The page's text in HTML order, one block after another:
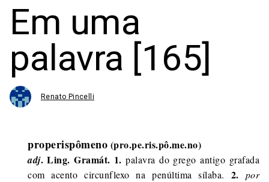
Em uma
palavra [165]
Renato Pincelli
properispômeno (pro.pe.ris.pô.me.no)
adj. Ling. Gramát. 1. palavra do grego antigo grafada
com acento circunflexo na penúltima sílaba. 2. por